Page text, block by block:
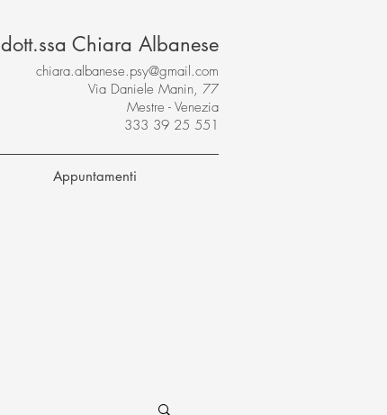
dott.ssa Chiara Albanese
chiara.albanese.psy@gmail.com
Via Daniele Manin, 77
Mestre - Venezia
333 39 25 551
Appuntamenti